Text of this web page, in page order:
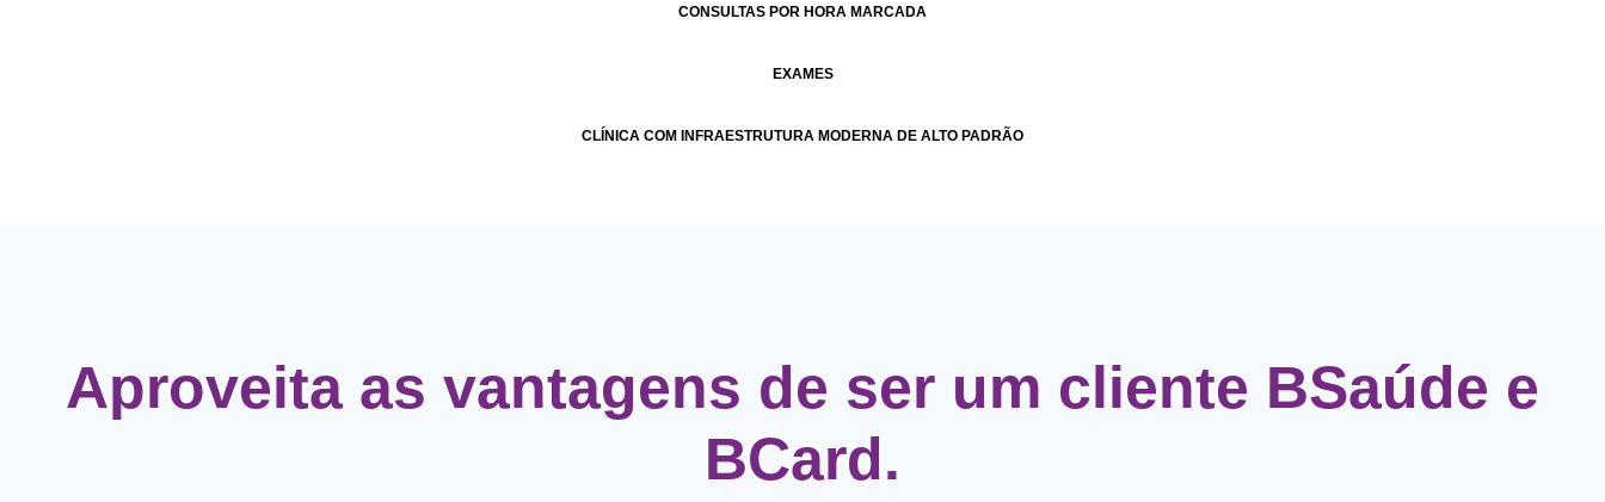
CONSULTAS POR HORA MARCADA
EXAMES
CLÍNICA COM INFRAESTRUTURA MODERNA DE ALTO PADRÃO
Aproveita as vantagens de ser um cliente BSaúde e
BCard.